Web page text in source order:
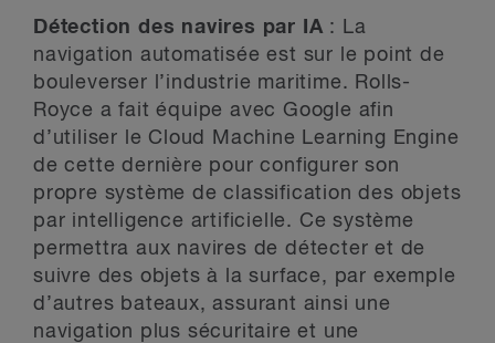
Détection des navires par IA: La
navigation automatisée est sur le point de
bouleverser l’industrie maritime. Rolls-
Royce a fait équipe avec Google afin
d’utiliser le Cloud Machine Learning Engine
de cette dernière pour configurer son
propre système de classification des objets
par intelligence artificielle. Ce système
permettra aux navires de détecter et de
suivre des objets à la surface, par exemple
d’autres bateaux, assurant ainsi une
navigation plus sécuritaire et une